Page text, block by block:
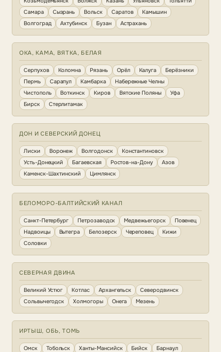
Самара
Сызрань Вольск Саратов
Камышин
Волгоград
Ахтубинск Бузан Астрахань
ОКА, КАМА, ВЯТКА, БЕЛАЯ
Серпухов Коломна Рязань Орёл Калуга
Берёзники
Пермь
Сарапул Камбарка
Набережные Челны
Чистополь
Воткинск Киров Вятские Поляны
Уфа
Бирск
Стерлитамак
ДОН И СЕВЕРСКИЙ ДОНЕЦ
Лиски Воронеж Волгодонск
Константиновск
Усть-Донецкий
Багаевская Ростов-на-Дону
Азов
Каменск-Шахтинский
Цимлянск
БЕЛОМОРО-БАЛТИЙСКИЙ КАНАЛ
Санкт-Петербург Петрозаводск Медвежьегорск
Повенец
Надвоицы
Вытегра Белозерск Череповец
Кижи
Соловки
СЕВЕРНАЯ ДВИНА
Великий Устюг Котлас Архангельск
Северодвинск
Сольвычегодск
Холмогоры Онега Мезень
ИРТЫШ, ОБЬ, ТОМЬ
Омск Тобольск Ханты-Мансийск Бийск
Барнаул